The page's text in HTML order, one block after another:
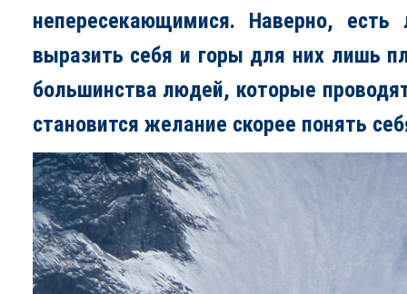
непересекающимися. Наверно,
выразить себя и горы для них лишь
большинства людей, которые
становится желание скорее понять